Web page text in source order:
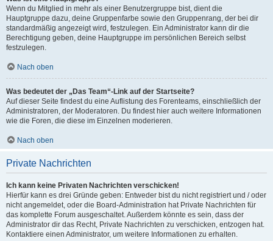
Wenn du Mitglied in mehr als einer Benutzergruppe bist, dient die
Hauptgruppe dazu, deine Gruppenfarbe sowie den Gruppenrang, der bei dir
standardmäßig angezeigt wird, festzulegen. Ein Administrator kann dir die
Berechtigung geben, deine Hauptgruppe im persönlichen Bereich selbst
festzulegen.
Nach oben
Was bedeutet der „Das Team“-Link auf der Startseite?
Auf dieser Seite findest du eine Auflistung des Forenteams, einschließlich der
Administratoren, der Moderatoren. Du findest hier auch weitere Informationen
wie die Foren, die diese im Einzelnen moderieren.
Nach oben
Private Nachrichten
Ich kann keine Privaten Nachrichten verschicken!
Hierfür kann es drei Gründe geben: Entweder bist du nicht registriert und / oder
nicht angemeldet, oder die Board-Administration hat Private Nachrichten für
das komplette Forum ausgeschaltet. Außerdem könnte es sein, dass der
Administrator dir das Recht, Private Nachrichten zu verschicken, entzogen hat.
Kontaktiere einen Administrator, um weitere Informationen zu erhalten.